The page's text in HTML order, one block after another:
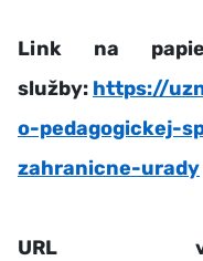
Link na
služby: https://
o-pedagogickej-
zahranicne-urady
URL